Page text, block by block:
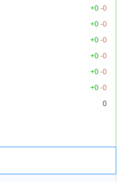
+0 -0
+0 -0
+0 -0
+0 -0
+0 -0
+0 -0
0